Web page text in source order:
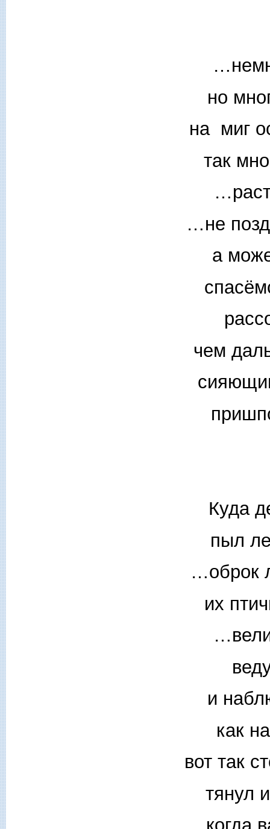
но
на миг
так
…не
а
чем
Куда
пыл
…оброк
их
и
как
вот так
тянул